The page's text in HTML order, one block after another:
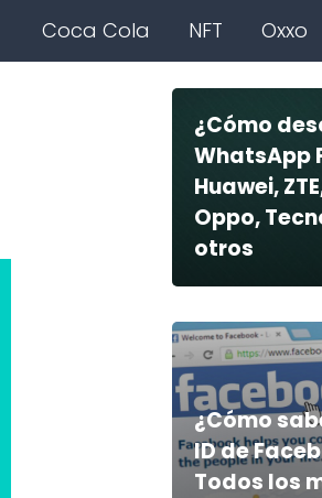
Coca Cola NFT Oxxo
¿Cómo
WhatsApp
Huawei,
Oppo,
otros
¿Cómo
ID de
Todos los